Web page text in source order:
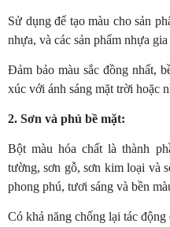
Sử dụng để tạo màu cho sản
nhựa, và các sản phẩm nhựa
Đảm bảo màu sắc đồng nhất,
xúc với ánh sáng mặt trời hoặc
2. Sơn và phủ bề mặt:
Bột màu hóa chất là thành
tường, sơn gỗ, sơn kim loại và
phong phú, tươi sáng và bền
Có khả năng chống lại tác